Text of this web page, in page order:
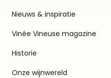
Nieuws & inspiratie
Vinée Vineuse magazine
Historie
Onze wijnwereld